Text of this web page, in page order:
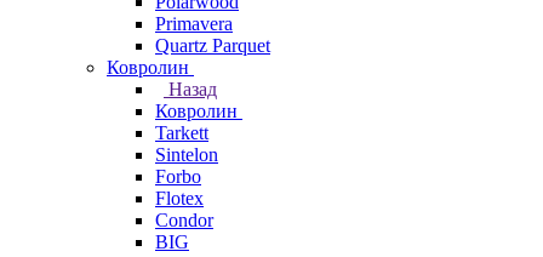
Primavera
Quartz Parquet
Ковролин
Назад
Ковролин
Tarkett
Sintelon
Forbo
Flotex
Condor
BIG